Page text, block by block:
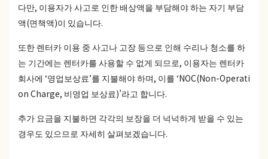
다만, 이용자가 사고로 인한 배상액을 부담해야 하는 자기 부담
액(면책액)이 있습니다.
또한 렌터카 이용 중 사고나 고장 등으로 인해 수리나 청소를 하
는 기간에는 렌터카를 사용할 수 없게 되므로, 이용자는 렌터카
회사에 ‘영업보상료’를 지불해야 하며, 이를 ‘NOC(Non-Operati
on Charge, 비영업 보상료)’라고 합니다.
추가 요금을 지불하면 각각의 보장을 더 넉넉하게 받을 수 있는
경우도 있으므로 자세히 살펴보겠습니다.